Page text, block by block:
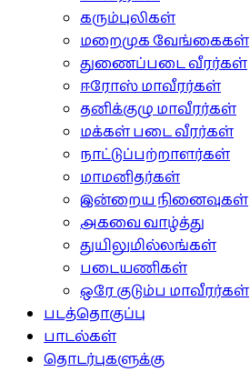
கரும்புலிகள்
மறைமுக வேங்கைகள்
துணைப்படை வீரர்கள்
ஈரோஸ் மாவீரர்கள்
தனிக்குழு மாவீரர்கள்
மக்கள் படை வீரர்கள்
நாட்டுப்பற்றாளர்கள்
மாமனிதர்கள்
இன்றைய நினைவுகள்
அகவை வாழ்த்து
துயிலுமில்லங்கள்
படையணிகள்
ஒரே குடும்ப மாவீரர்கள்
படத்தொகுப்பு
பாடல்கள்
தொடர்புகளுக்கு